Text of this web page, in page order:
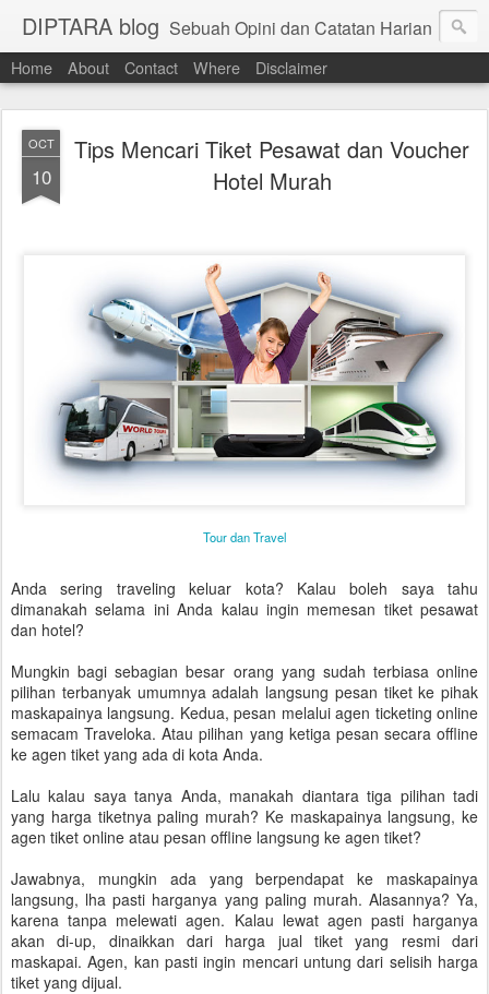
DIPTARA blog Sebuah Opini dan Catatan Harian
Home About Contact Where Disclaimer
OCT
10
Tips Mencari Tiket Pesawat dan Voucher
Hotel Murah
Tour dan Travel
Anda sering traveling keluar kota? Kalau boleh saya tahu
dimanakah selama ini Anda kalau ingin memesan tiket pesawat
dan hotel?
Mungkin bagi sebagian besar orang yang sudah terbiasa online
pilihan terbanyak umumnya adalah langsung pesan tiket ke pihak
maskapainya langsung. Kedua, pesan melalui agen ticketing online
semacam Traveloka. Atau pilihan yang ketiga pesan secara offline
ke agen tiket yang ada di kota Anda.
Lalu kalau saya tanya Anda, manakah diantara tiga pilihan tadi
yang harga tiketnya paling murah? Ke maskapainya langsung, ke
agen tiket online atau pesan offline langsung ke agen tiket?
Jawabnya, mungkin ada yang berpendapat ke maskapainya
langsung, lha pasti harganya yang paling murah. Alasannya? Ya,
karena tanpa melewati agen. Kalau lewat agen pasti harganya
akan di-up, dinaikkan dari harga jual tiket yang resmi dari
maskapai. Agen, kan pasti ingin mencari untung dari selisih harga
tiket yang dijual.